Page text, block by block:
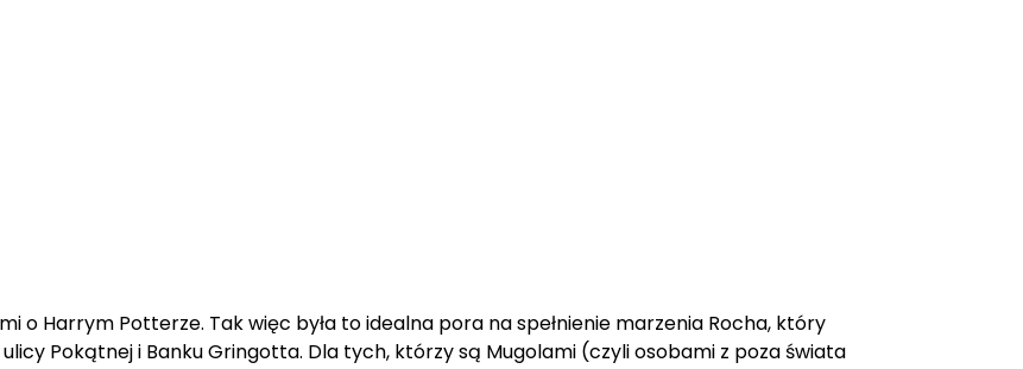
o Harrym Potterze. Tak więc była to idealna pora na spełnienie marzenia Rocha, który
Pokątnej i Banku Gringotta. Dla tych, którzy są Mugolami (czyli osobami z poza świata